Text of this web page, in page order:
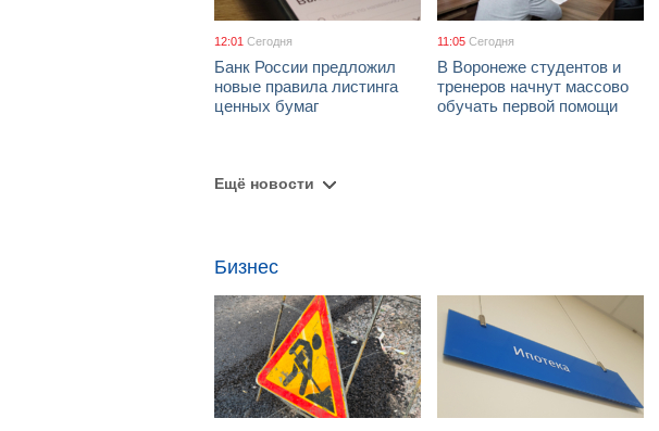
12:01 Сегодня
Банк России предложил
новые правила листинга
ценных бумаг
11:05 Сегодня
В Воронеже студентов и
тренеров начнут массово
обучать первой помощи
Ещё новости
Бизнес